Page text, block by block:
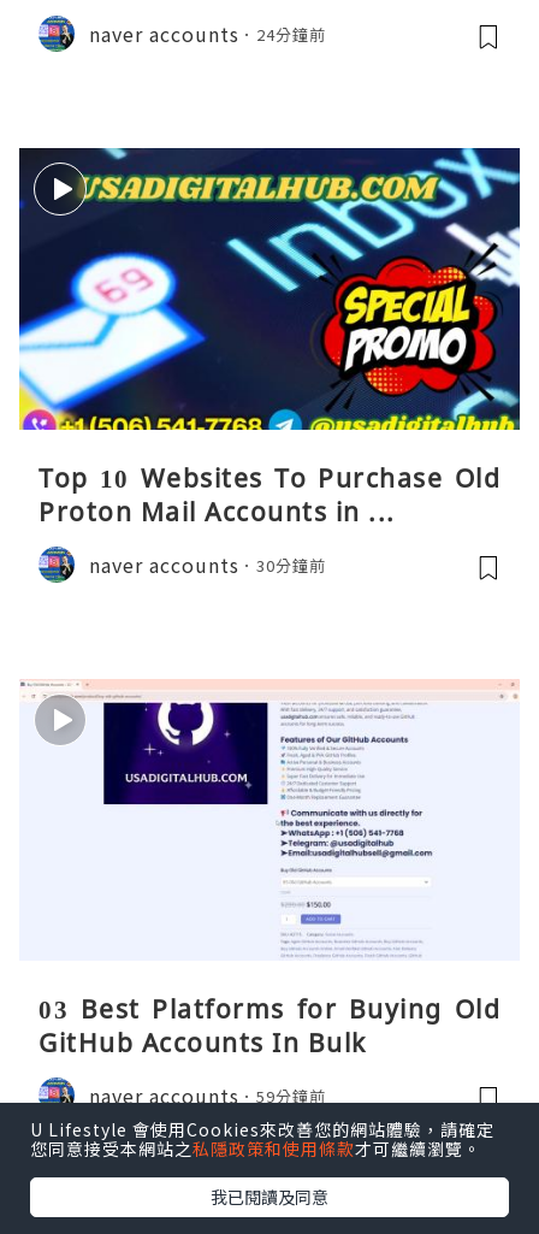
naver accounts 24分鐘前
Top 10 Websites To Purchase Old
Proton Mail Accounts in ...
naver accounts 30分鐘前
03 Best Platforms for Buying Old
GitHub Accounts In Bulk
naver accounts 59分鐘前
U Lifestyle 會使用Cookies來改善您的網站體驗，請確定
您同意接受本網站之私隱政策和使用條款才可繼續瀏覽。
我已閱讀及同意